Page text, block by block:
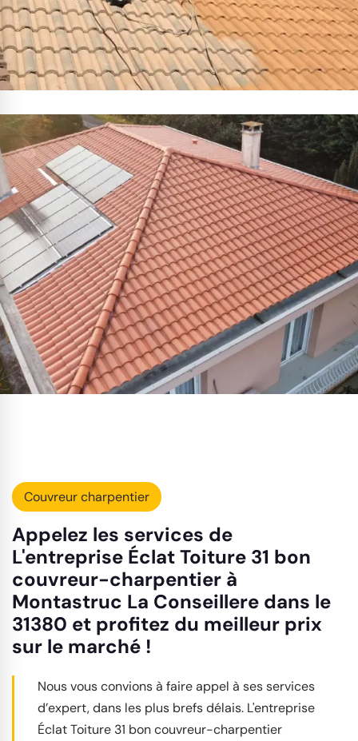
Couvreur charpentier
Appelez les services de
L'entreprise Éclat Toiture 31 bon
couvreur-charpentier à
Montastruc La Conseillere dans le
31380 et profitez du meilleur prix
sur le marché !
Nous vous convions à faire appel à ses services
d’expert, dans les plus brefs délais. L'entreprise
Éclat Toiture 31 bon couvreur-charpentier